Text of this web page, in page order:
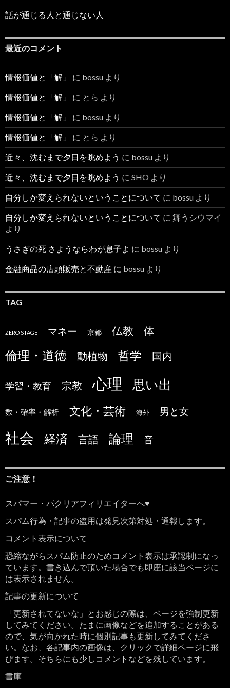
話が通じる人と通じない人
最近のコメント
情報価値と「解」 に bossu より
情報価値と「解」 に とら より
情報価値と「解」 に bossu より
情報価値と「解」 に とら より
近々、沈むまで夕日を眺めよう に bossu より
近々、沈むまで夕日を眺めよう に SHO より
自分しか変えられないということについて に bossu より
自分しか変えられないということについて に 舞うシウマイ
より
うさぎの死 さようならわが息子よ に bossu より
金融商品の店頭販売と不動産 に bossu より
TAG
ZERO STAGE マネー 京都 仏教 体
倫理・道徳 動植物 哲学 国内
学習・教育 宗教 心理 思い出
数・確率・解析 文化・芸術 海外 男と女
社会 経済 言語 論理 音
ご注意！
スパマー・パクリアフィリエイターへ♥
スパム行為・記事の盗用は発見次第対処・通報します。
コメント表示について
恐縮ながらスパム防止のためコメント表示は承認制になっ
ています。書き込んで頂いた場合でも即座に該当ページに
は表示されません。
記事の更新について
「更新されてないな」とお感じの際は、ページを強制更新
してみてください。たまに画像などを追加することがある
ので、気が向かれた時に個別記事も更新してみてくださ
い。なお、各記事内の画像は、クリックで詳細ページに飛
びます。そちらにも少しコメントなどを残しています。
書庫